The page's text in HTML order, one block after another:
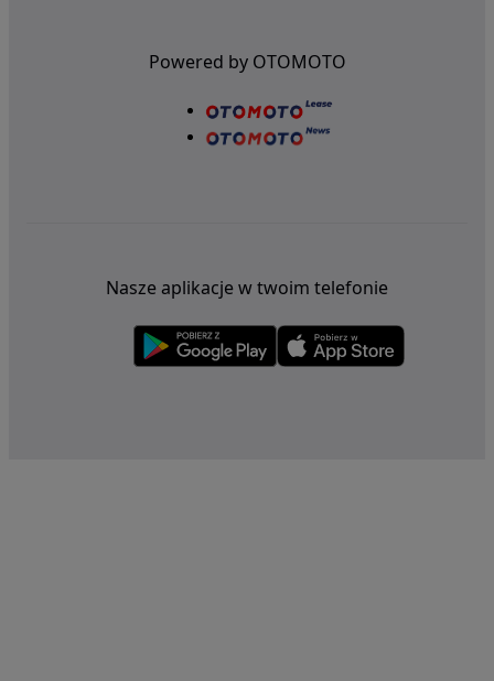
Powered by OTOMOTO
Nasze aplikacje w twoim telefonie